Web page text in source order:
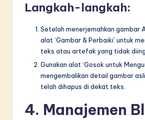
Langkah-langkah:
Setelah menerjemahkan gambar
alat ‘Gambar & Perbaiki’ untuk
teks atau artefak yang tidak
Gunakan alat ‘Gosok untuk
mengembalikan detail gambar
telah dihapus di dekat teks.
4. Manajemen